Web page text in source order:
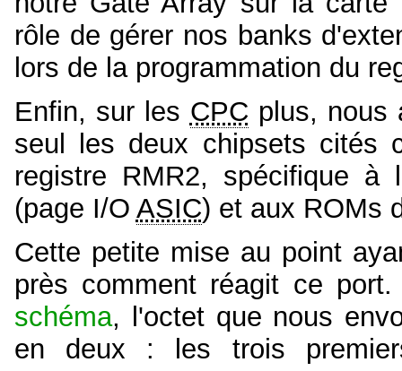
rôle de gérer nos banks
lors de la programmation du
Enfin, sur les CPC plus, nous
seul les deux chipsets cités
registre RMR2, spécifique à
(page I/O ASIC) et aux ROMs
Cette petite mise au point
près comment réagit ce
schéma, l'octet que nous
en deux : les trois